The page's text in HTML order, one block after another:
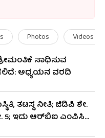
ಇರುತ್ತದೆ. ಇನ್ನು,
ಬೆಳವಣಿಗೆಯ ದರವೂ
ಪಟ್ಟಿಯಲ್ಲಿ
ಭಾರತದ ಜಿಡಿಪಿ
ಪಟ್ಟಿಯಲ್ಲಿ
ಜಿಡಿಪಿ 25
Photos Videos
ಸಾಧಿಸುವ
ಅಧ್ಯಯನ ವರದಿ
ತಟಸ್ಥ ನೀತಿ; ಜಿಡಿಪಿ ಶೇ.
5; ಇದು ಆರ್​ಬಿಐ ಎಂಪಿಸಿ